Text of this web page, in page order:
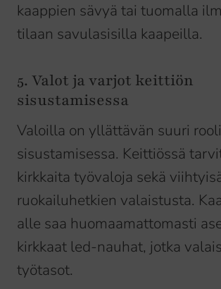
kaappien sävyä tai tuomalla
tilaan savulasisilla kaapeilla.
5. Valot ja varjot keittiön
sisustamisessa
Valoilla on yllättävän suuri
sisustamisessa. Keittiössä
kirkkaita työvaloja sekä
ruokailuhetkien valaistusta.
alle saa huomaamattomasti
kirkkaat led-nauhat, jotka
työtasot.